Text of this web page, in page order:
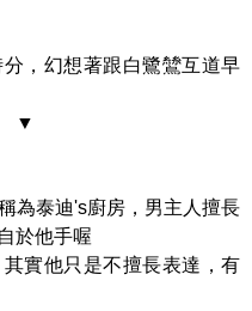
，幻想著跟白鷺鷥互道早
▼
為泰迪's廚房，男主人擅長
於他手喔
實他只是不擅長表達，有